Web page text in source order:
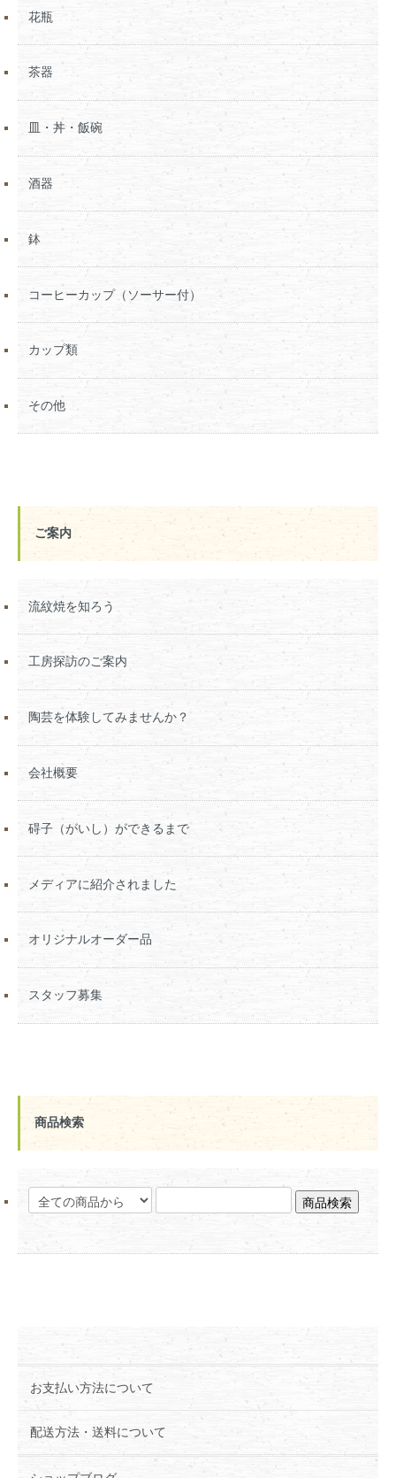
花瓶
茶器
皿・丼・飯碗
酒器
鉢
コーヒーカップ（ソーサー付）
カップ類
その他
ご案内
流紋焼を知ろう
工房探訪のご案内
陶芸を体験してみませんか？
会社概要
碍子（がいし）ができるまで
メディアに紹介されました
オリジナルオーダー品
スタッフ募集
商品検索
お支払い方法について
配送方法・送料について